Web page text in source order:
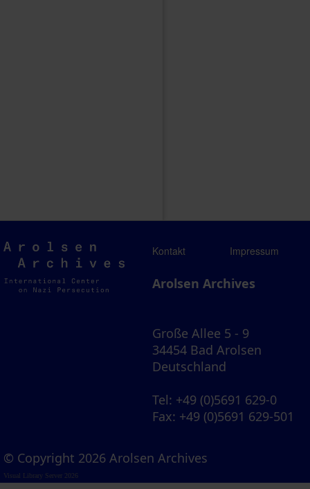
Arolsen
Archives
Kontakt Impressum
Arolsen Archives
Große Allee 5 - 9
34454 Bad Arolsen
Deutschland
Tel: +49 (0)5691 629-0
Fax: +49 (0)5691 629-501
© Copyright 2026 Arolsen Archives
Visual Library Server 2026